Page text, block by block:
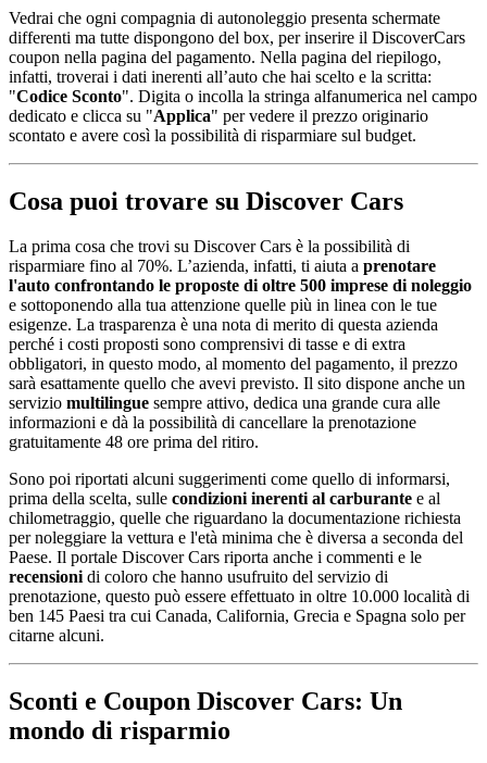
Vedrai che ogni compagnia di autonoleggio presenta schermate
differenti ma tutte dispongono del box, per inserire il DiscoverCars
coupon nella pagina del pagamento. Nella pagina del riepilogo,
infatti, troverai i dati inerenti all’auto che hai scelto e la scritta:
"Codice Sconto". Digita o incolla la stringa alfanumerica nel campo
dedicato e clicca su "Applica" per vedere il prezzo originario
scontato e avere così la possibilità di risparmiare sul budget.
Cosa puoi trovare su Discover Cars
La prima cosa che trovi su Discover Cars è la possibilità di
risparmiare fino al 70%. L’azienda, infatti, ti aiuta a prenotare
l'auto confrontando le proposte di oltre 500 imprese di noleggio
e sottoponendo alla tua attenzione quelle più in linea con le tue
esigenze. La trasparenza è una nota di merito di questa azienda
perché i costi proposti sono comprensivi di tasse e di extra
obbligatori, in questo modo, al momento del pagamento, il prezzo
sarà esattamente quello che avevi previsto. Il sito dispone anche un
servizio multilingue sempre attivo, dedica una grande cura alle
informazioni e dà la possibilità di cancellare la prenotazione
gratuitamente 48 ore prima del ritiro.
Sono poi riportati alcuni suggerimenti come quello di informarsi,
prima della scelta, sulle condizioni inerenti al carburante e al
chilometraggio, quelle che riguardano la documentazione richiesta
per noleggiare la vettura e l'età minima che è diversa a seconda del
Paese. Il portale Discover Cars riporta anche i commenti e le
recensionidi coloro che hanno usufruito del servizio di
prenotazione, questo può essere effettuato in oltre 10.000 località di
ben 145 Paesi tra cui Canada, California, Grecia e Spagna solo per
citarne alcuni.
Sconti e Coupon Discover Cars: Un
mondo di risparmio